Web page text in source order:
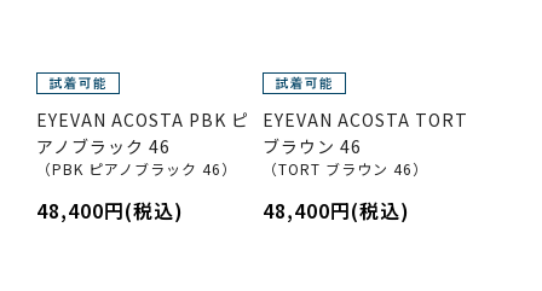
EYEVAN ACOSTA PBK ピ
アノブラック 46
（PBK ピアノブラック 46）
48,400円(税込)
EYEVAN ACOSTA TORT
ブラウン 46
（TORT ブラウン 46）
48,400円(税込)